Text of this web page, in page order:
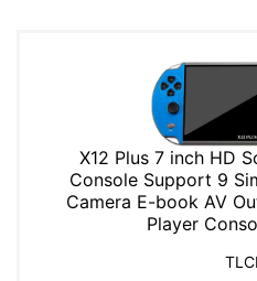
X12 Plus 7 inch HD
Console Support 9
Camera E-book AV
Player